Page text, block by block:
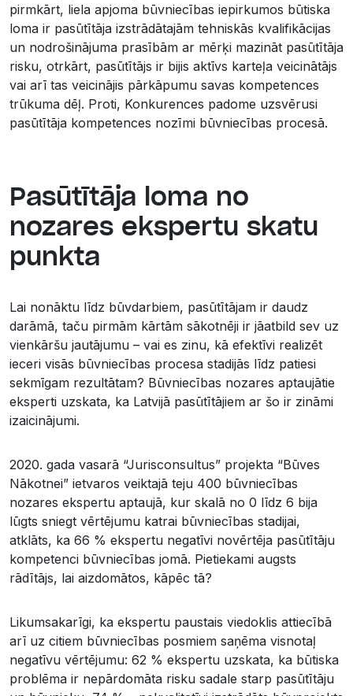
pirmkārt, liela apjoma būvniecības iepirkumos būtiska
loma ir pasūtītāja izstrādātajām tehniskās kvalifikācijas
un nodrošinājuma prasībām ar mērķi mazināt pasūtītāja
risku, otrkārt, pasūtītājs ir bijis aktīvs karteļa veicinātājs
vai arī tas veicinājis pārkāpumu savas kompetences
trūkuma dēļ. Proti, Konkurences padome uzsvērusi
pasūtītāja kompetences nozīmi būvniecības procesā.
Pasūtītāja loma no
nozares ekspertu skatu
punkta
Lai nonāktu līdz būvdarbiem, pasūtītājam ir daudz
darāmā, taču pirmām kārtām sākotnēji ir jāatbild sev uz
vienkāršu jautājumu – vai es zinu, kā efektīvi realizēt
ieceri visās būvniecības procesa stadijās līdz patiesi
sekmīgam rezultātam? Būvniecības nozares aptaujātie
eksperti uzskata, ka Latvijā pasūtītājiem ar šo ir zināmi
izaicinājumi.
2020. gada vasarā “Jurisconsultus” projekta “Būves
Nākotnei” ietvaros veiktajā teju 400 būvniecības
nozares ekspertu aptaujā, kur skalā no 0 līdz 6 bija
lūgts sniegt vērtējumu katrai būvniecības stadijai,
atklāts, ka 66 % ekspertu negatīvi novērtēja pasūtītāju
kompetenci būvniecības jomā. Pietiekami augsts
rādītājs, lai aizdomātos, kāpēc tā?
Likumsakarīgi, ka ekspertu paustais viedoklis attiecībā
arī uz citiem būvniecības posmiem saņēma visnotaļ
negatīvu vērtējumu: 62 % ekspertu uzskata, ka būtiska
problēma ir nepārdomāta risku sadale starp pasūtītāju